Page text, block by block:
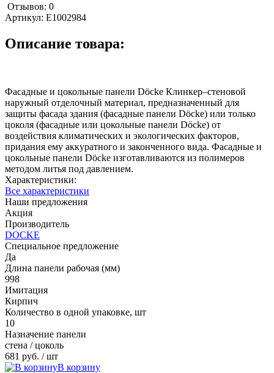
Отзывов: 0
Артикул: E1002984
Описание товара:
Фасадные и цокольные панели Döcke Клинкер–стеновой
наружный отделочный материал, предназначенный для
защиты фасада здания (фасадные панели Döcke) или только
цоколя (фасадные или цокольные панели Döcke) от
воздействия климатических и экологических факторов,
придания ему аккуратного и законченного вида. Фасадные и
цокольные панели Döcke изготавливаются из полимеров
методом литья под давлением.
Характеристики:
Все характеристики
Наши предложения
Акция
Производитель
DOCKE
Специальное предложение
Да
Длина панели рабочая (мм)
998
Имитация
Кирпич
Количество в одной упаковке, шт
10
Назначение панели
стена / цоколь
681 руб. / шт
В корзину